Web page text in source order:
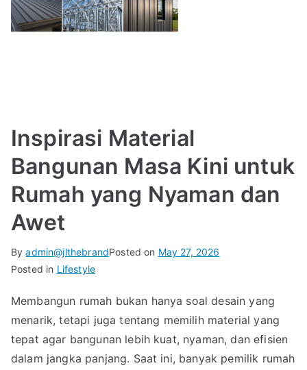
Inspirasi Material
Bangunan Masa Kini untuk
Rumah yang Nyaman dan
Awet
Byadmin@jlthebrandPosted on May 27, 2026
Posted in Lifestyle
Membangun rumah bukan hanya soal desain yang
menarik, tetapi juga tentang memilih material yang
tepat agar bangunan lebih kuat, nyaman, dan efisien
dalam jangka panjang. Saat ini, banyak pemilik rumah